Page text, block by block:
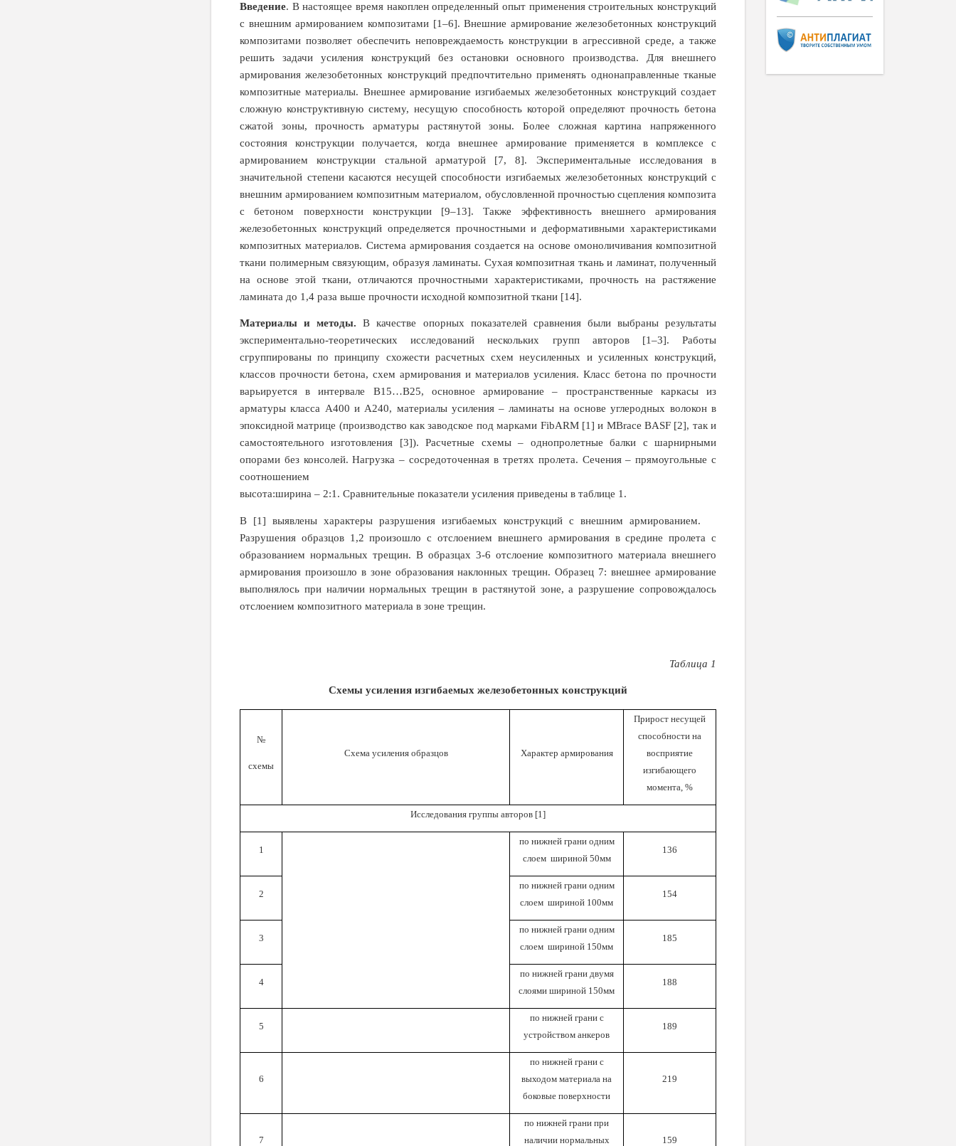
Введение. В настоящее время накоплен определенный опыт применения строительных конструкций
с внешним армированием композитами [1–6]. Внешние армирование железобетонных конструкций
композитами позволяет обеспечить неповреждаемость конструкции в агрессивной среде, а также
решить задачи усиления конструкций без остановки основного производства. Для внешнего
армирования железобетонных конструкций предпочтительно применять однонаправленные тканые
композитные материалы. Внешнее армирование изгибаемых железобетонных конструкций создает
сложную конструктивную систему, несущую способность которой определяют прочность бетона
сжатой зоны, прочность арматуры растянутой зоны. Более сложная картина напряженного
состояния конструкции получается, когда внешнее армирование применяется в комплексе с
армированием конструкции стальной арматурой [7, 8]. Экспериментальные исследования в
значительной степени касаются несущей способности изгибаемых железобетонных конструкций с
внешним армированием композитным материалом, обусловленной прочностью сцепления композита
с бетоном поверхности конструкции [9–13]. Также эффективность внешнего армирования
железобетонных конструкций определяется прочностными и деформативными характеристиками
композитных материалов. Система армирования создается на основе омоноличивания композитной
ткани полимерным связующим, образуя ламинаты. Сухая композитная ткань и ламинат, полученный
на основе этой ткани, отличаются прочностными характеристиками, прочность на растяжение
ламината до 1,4 раза выше прочности исходной композитной ткани [14].
Материалы и методы.В качестве опорных показателей сравнения были выбраны результаты
экспериментально-теоретических исследований нескольких групп авторов [1–3]. Работы
сгруппированы по принципу схожести расчетных схем неусиленных и усиленных конструкций,
классов прочности бетона, схем армирования и материалов усиления. Класс бетона по прочности
варьируется в интервале В15…В25, основное армирование – пространственные каркасы из
арматуры класса А400 и А240, материалы усиления – ламинаты на основе углеродных волокон в
эпоксидной матрице (производство как заводское под марками FibARM [1] и MBrace BASF [2], так и
самостоятельного изготовления [3]). Расчетные схемы – однопролетные балки с шарнирными
опорами без консолей. Нагрузка – сосредоточенная в третях пролета. Сечения – прямоугольные с
соотношением
высота:ширина – 2:1. Сравнительные показатели усиления приведены в таблице 1.
В [1] выявлены характеры разрушения изгибаемых конструкций с внешним армированием.
Разрушения образцов 1,2 произошло с отслоением внешнего армирования в средине пролета с
образованием нормальных трещин. В образцах 3-6 отслоение композитного материала внешнего
армирования произошло в зоне образования наклонных трещин. Образец 7: внешнее армирование
выполнялось при наличии нормальных трещин в растянутой зоне, а разрушение сопровождалось
отслоением композитного материала в зоне трещин.
Таблица 1
Схемы усиления изгибаемых железобетонных конструкций
№
схемы
Схема усиления образцов Характер армирования
Прирост несущей
способности на
восприятие
изгибающего
момента, %
Исследования группы авторов [1]
1
по нижней грани одним
слоем шириной 50мм
136
2
по нижней грани одним
слоем шириной 100мм
154
3
по нижней грани одним
слоем шириной 150мм
185
4
по нижней грани двумя
слоями шириной 150мм
188
5
по нижней грани с
устройством анкеров
189
6
по нижней грани с
выходом материала на
боковые поверхности
219
7
по нижней грани при
наличии нормальных
159